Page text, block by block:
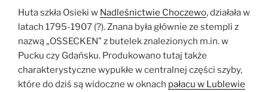
Huta szkła Osieki w Nadleśnictwie Choczewo, działała w
latach 1795-1907 (?). Znana była głównie ze stempli z
nazwą „OSSECKEN” z butelek znalezionych m.in. w
Pucku czy Gdańsku. Produkowano tutaj także
charakterystyczne wypukłe w centralnej części szyby,
które do dziś są widoczne w oknach pałacu w Lublewie